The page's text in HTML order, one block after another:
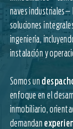
naves industriales—
soluciones
ingeniería,
instalación y
Somos un
enfoque en el
inmobiliario,
demandan